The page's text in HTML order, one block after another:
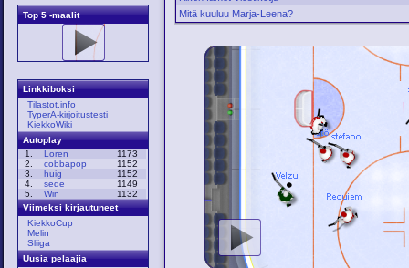
Top 5 -maalit
Linkkiboksi
Tilastot.info
TyperA-kirjoitustesti
KiekkoWiki
Autoplay
1.
Loren
1173
2.
cobbapop
1152
3.
huig
1152
4.
seqe
1149
5.
Win
1132
Viimeksi kirjautuneet
KiekkoCup
Melin
Sliiga
Uusia pelaajia
Mitä kuuluu Marja-Leena?